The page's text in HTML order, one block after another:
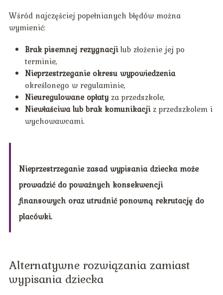
Wśród najczęściej popełnianych błędów można
wymienić:
Brak pisemnej rezygnacjilub złożenie jej po
terminie,
Nieprzestrzeganie okresu wypowiedzenia
określonego w regulaminie,
Nieuregulowane opłatyza przedszkole,
Niewłaściwa lub brak komunikacjiz przedszkolem i
wychowawcami.
Nieprzestrzeganie zasad wypisania dziecka może
prowadzić do poważnych konsekwencji
finansowych oraz utrudnić ponowną rekrutację do
placówki.
Alternatywne rozwiązania zamiast
wypisania dziecka